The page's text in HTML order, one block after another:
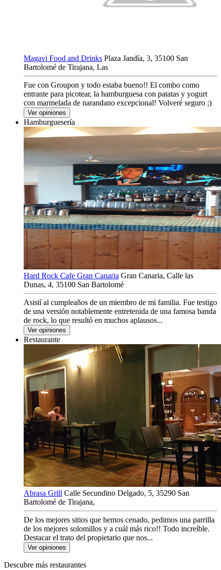
Magavi Food and Drinks Plaza Jandía, 3, 35100 San
Bartolomé de Tirajana, Las
Fue con Groupon y todo estaba bueno!! El combo como
entrante para picotear, la hamburguesa con patatas y yogurt
con marmelada de narandano excepcional! Volveré seguro ;)
Ver opiniones
Hamburguesería
Hard Rock Cafe Gran Canaria Gran Canaria, Calle las
Dunas, 4, 35100 San Bartolomé
Asistí al cumpleaños de un miembro de mi familia. Fue testigo
de una versión notablemente entretenida de una famosa banda
de rock, lo que resultó en muchos aplausos...
Ver opiniones
Restaurante
Abrasa Grill Calle Secundino Delgado, 5, 35290 San
Bartolomé de Tirajana,
De los mejores sitios que hemos cenado, pedimos una parrilla
de los mejores solomillos y a cuál más rico!! Todo increíble.
Destacar el trato del propietario que nos...
Ver opiniones
Descubre más restaurantes